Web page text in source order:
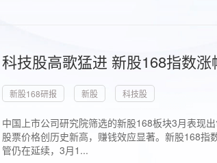
科技股高歌猛进 新股168指数涨
新股168研报 新股 科技股
中国上市公司研究院筛选的新股168板块3月表现
股票价格创历史新高，赚钱效应显著。新股168指
管仍在延续，3月1...